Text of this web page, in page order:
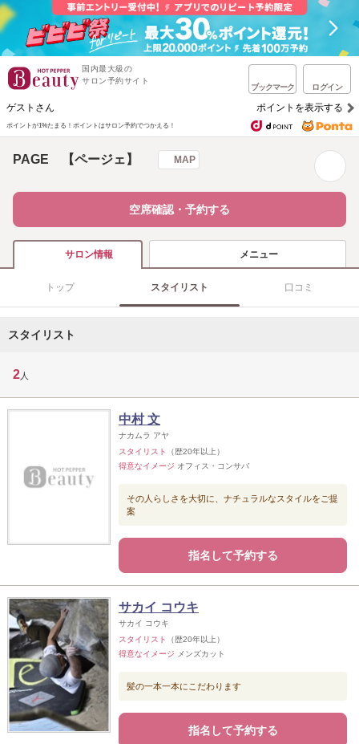
国内最大級の
サロン予約サイト
ブックマーク ログイン
ゲストさん ポイントを表示する
ポイントが1%たまる！ ポイントはサロン予約でつかえる！
PAGE 【ページェ】 MAP
空席確認・予約する
サロン情報 メニュー
トップ スタイリスト 口コミ
スタイリスト
2 人
中村 文
ナカムラ アヤ
スタイリスト
（歴20年以上）
得意なイメージ オフィス・コンサバ
その人らしさを大切に、ナチュラルなスタイルをご提
案
指名して予約する
サカイ コウキ
サカイ コウキ
スタイリスト
（歴20年以上）
得意なイメージ メンズカット
髪の一本一本にこだわります
指名して予約する